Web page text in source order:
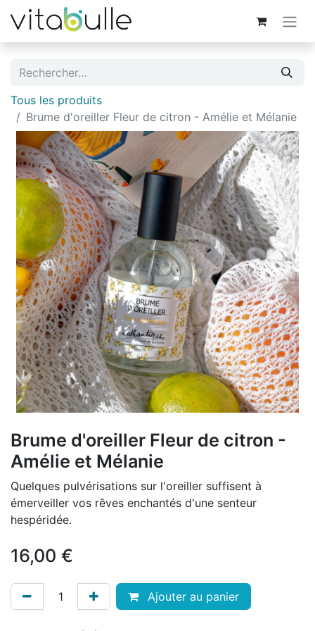
Tous les produits
Brume d'oreiller Fleur de citron - Amélie et Mélanie
Brume d'oreiller Fleur de citron -
Amélie et Mélanie
Quelques pulvérisations sur l'oreiller suffisent à
émerveiller vos rêves enchantés d'une senteur
hespéridée.
16,00 €
Ajouter au panier